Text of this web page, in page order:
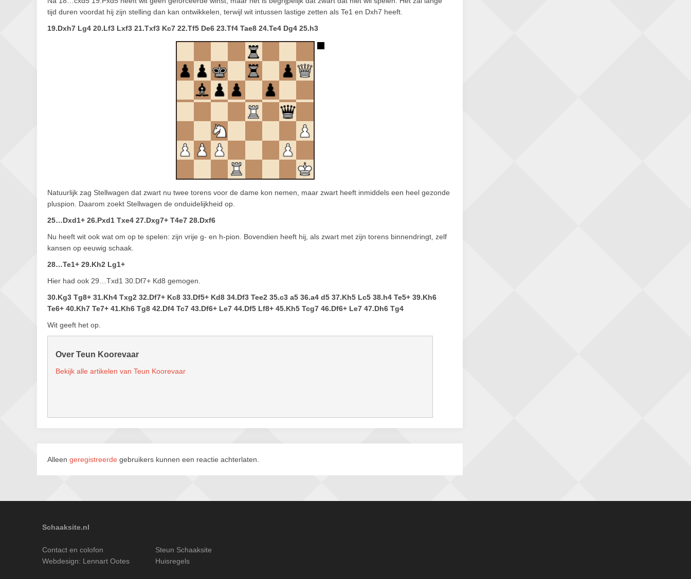
tijd duren voordat hij zijn stelling dan kan ontwikkelen, terwijl wit intussen lastige zetten als Te1 en Dxh7 heeft.
19.Dxh7 Lg4 20.Lf3 Lxf3 21.Txf3 Kc7 22.Tf5 De6 23.Tf4 Tae8 24.Te4 Dg4 25.h3
Natuurlijk zag Stellwagen dat zwart nu twee torens voor de dame kon nemen, maar zwart heeft inmiddels een heel gezonde
pluspion. Daarom zoekt Stellwagen de onduidelijkheid op.
25…Dxd1+ 26.Pxd1 Txe4 27.Dxg7+ T4e7 28.Dxf6
Nu heeft wit ook wat om op te spelen: zijn vrije g- en h-pion. Bovendien heeft hij, als zwart met zijn torens binnendringt, zelf
kansen op eeuwig schaak.
28…Te1+ 29.Kh2 Lg1+
Hier had ook 29…Txd1 30.Df7+ Kd8 gemogen.
30.Kg3 Tg8+ 31.Kh4 Txg2 32.Df7+ Kc8 33.Df5+ Kd8 34.Df3 Tee2 35.c3 a5 36.a4 d5 37.Kh5 Lc5 38.h4 Te5+ 39.Kh6
Te6+ 40.Kh7 Te7+ 41.Kh6 Tg8 42.Df4 Tc7 43.Df6+ Le7 44.Df5 Lf8+ 45.Kh5 Tcg7 46.Df6+ Le7 47.Dh6 Tg4
Wit geeft het op.
Over Teun Koorevaar
Bekijk alle artikelen van Teun Koorevaar
Alleen geregistreerde gebruikers kunnen een reactie achterlaten.
Schaaksite.nl
Contact en colofon
Webdesign: Lennart Ootes
Steun Schaaksite
Huisregels